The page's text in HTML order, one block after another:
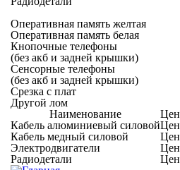
Оперативная память желтая
Оперативная память белая
Кнопочные телефоны
(без акб и задней крышки)
Сенсорные телефоны
(без акб и задней крышки)
Срезка с плат
Другой лом
Наименование
Кабель алюминиевый силовой
Кабель медный силовой
Электродвигатели
Радиодетали